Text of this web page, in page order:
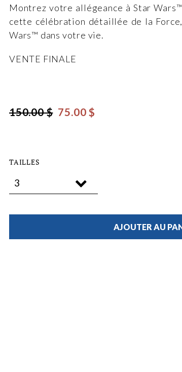
Montrez votre allégeance à Star
cette célébration détaillée de la
Wars™ dans votre vie.
VENTE FINALE
150.00 $ 75.00 $
TAILLES
AJOUTER AU